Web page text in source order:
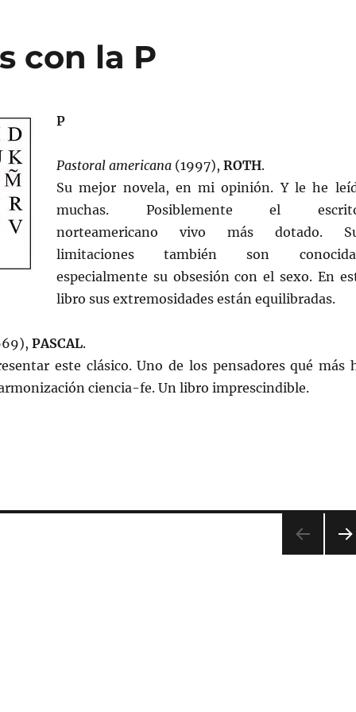
con la P
P
Pastoral americana(1997), ROTH.
Su mejor novela, en mi opinión. Y le he
muchas. Posiblemente el
norteamericano vivo más dotado.
limitaciones también son
especialmente su obsesión con el sexo. En
libro sus extremosidades están equilibradas.
PASCAL.
este clásico. Uno de los pensadores qué más
ciencia-fe. Un libro imprescindible.